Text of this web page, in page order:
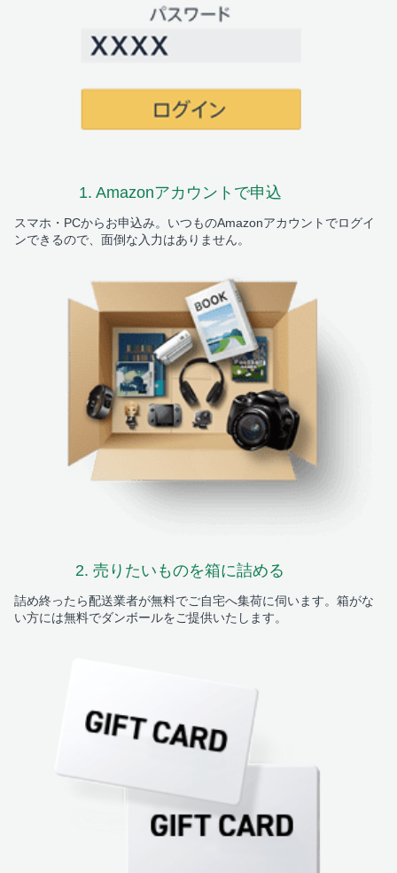
1. Amazonアカウントで申込
スマホ・PCからお申込み。いつものAmazonアカウントでログイ
ンできるので、面倒な入力はありません。
2. 売りたいものを箱に詰める
詰め終ったら配送業者が無料でご自宅へ集荷に伺います。箱がな
い方には無料でダンボールをご提供いたします。